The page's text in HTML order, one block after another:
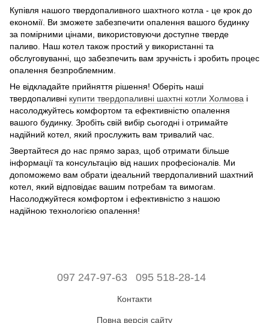
Купівля нашого твердопаливного шахтного котла - це крок до
економії. Ви зможете забезпечити опалення вашого будинку
за помірними цінами, використовуючи доступне тверде
паливо. Наш котел також простий у використанні та
обслуговуванні, що забезпечить вам зручність і зробить процес
опалення безпроблемним.
Не відкладайте прийняття рішення! Оберіть наші
твердопаливні купити твердопаливні шахтні котли Холмова і
насолоджуйтесь комфортом та ефективністю опалення
вашого будинку. Зробіть свій вибір сьогодні і отримайте
надійний котел, який прослужить вам тривалий час.
Звертайтеся до нас прямо зараз, щоб отримати більше
інформації та консультацію від наших професіоналів. Ми
допоможемо вам обрати ідеальний твердопаливний шахтний
котел, який відповідає вашим потребам та вимогам.
Насолоджуйтеся комфортом і ефективністю з нашою
надійною технологією опалення!
097 247-97-63 095 518-28-14
Контакти
Повна версія сайту